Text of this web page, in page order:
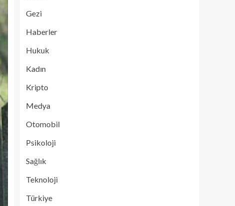
Gezi
Haberler
Hukuk
Kadın
Kripto
Medya
Otomobil
Psikoloji
Sağlık
Teknoloji
Türkiye